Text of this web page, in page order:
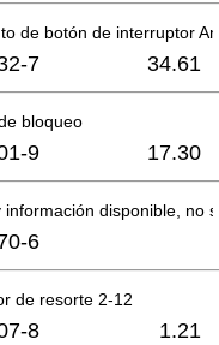
de botón de interruptor
7 34.61
bloqueo
9 17.30
información disponible, no
6
de resorte 2-12
8 1.21